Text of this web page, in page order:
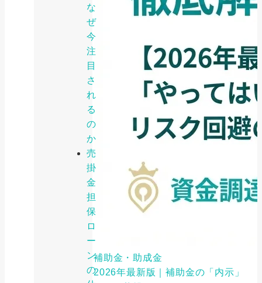
な
ぜ
今
注
目
さ
れ
る
の
か
売
掛
金
担
保
ロ
ー
ン
の
補助金・助成金
2026年最新版｜補助金の「内示」